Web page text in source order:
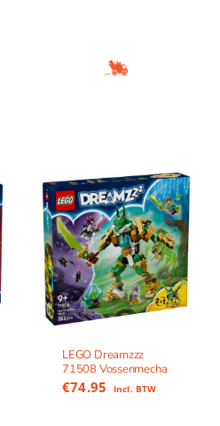
LEGO Dreamzzz
71508 Vossenmecha
€74.95 Incl. BTW